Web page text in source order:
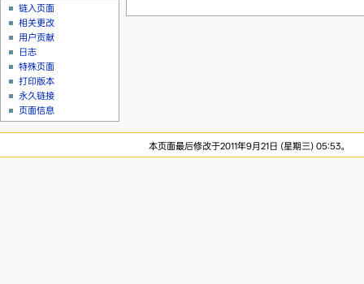
链入页面
相关更改
用户贡献
日志
特殊页面
打印版本
永久链接
页面信息
本页面最后修改于2011年9月21日 (星期三) 05:53。